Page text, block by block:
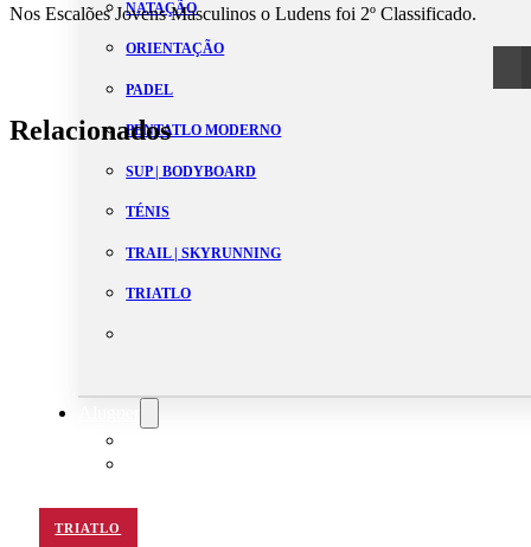
NATAÇÃO
ORIENTAÇÃO
PADEL
PENTATLO MODERNO
SUP | BODYBOARD
TÉNIS
TRAIL | SKYRUNNING
TRIATLO
Nos Escalões Jovens Masculinos o Ludens foi 2º Classificado.
Relacionados
TRIATLO